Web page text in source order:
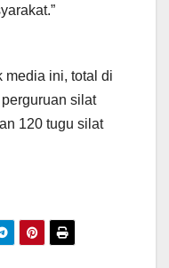
media ini, total di
silat
120 tugu silat